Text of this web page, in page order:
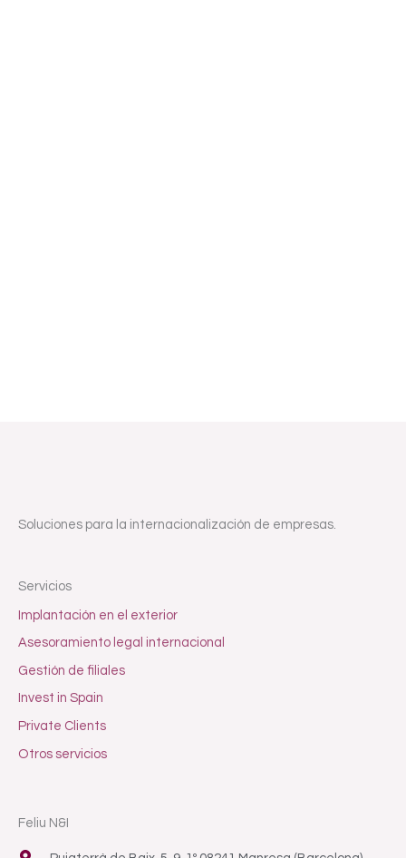
Soluciones para la internacionalización de empresas.
Servicios
Implantación en el exterior
Asesoramiento legal internacional
Gestión de filiales
Invest in Spain
Private Clients
Otros servicios
Feliu N&I